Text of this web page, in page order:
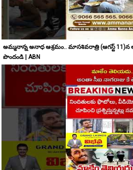
అమ్మనాన్న అనాధ ఆశ్రమం.. మాసశివరాత్రి (ఆగస్ట్ 11)న
పొందండి | ABN